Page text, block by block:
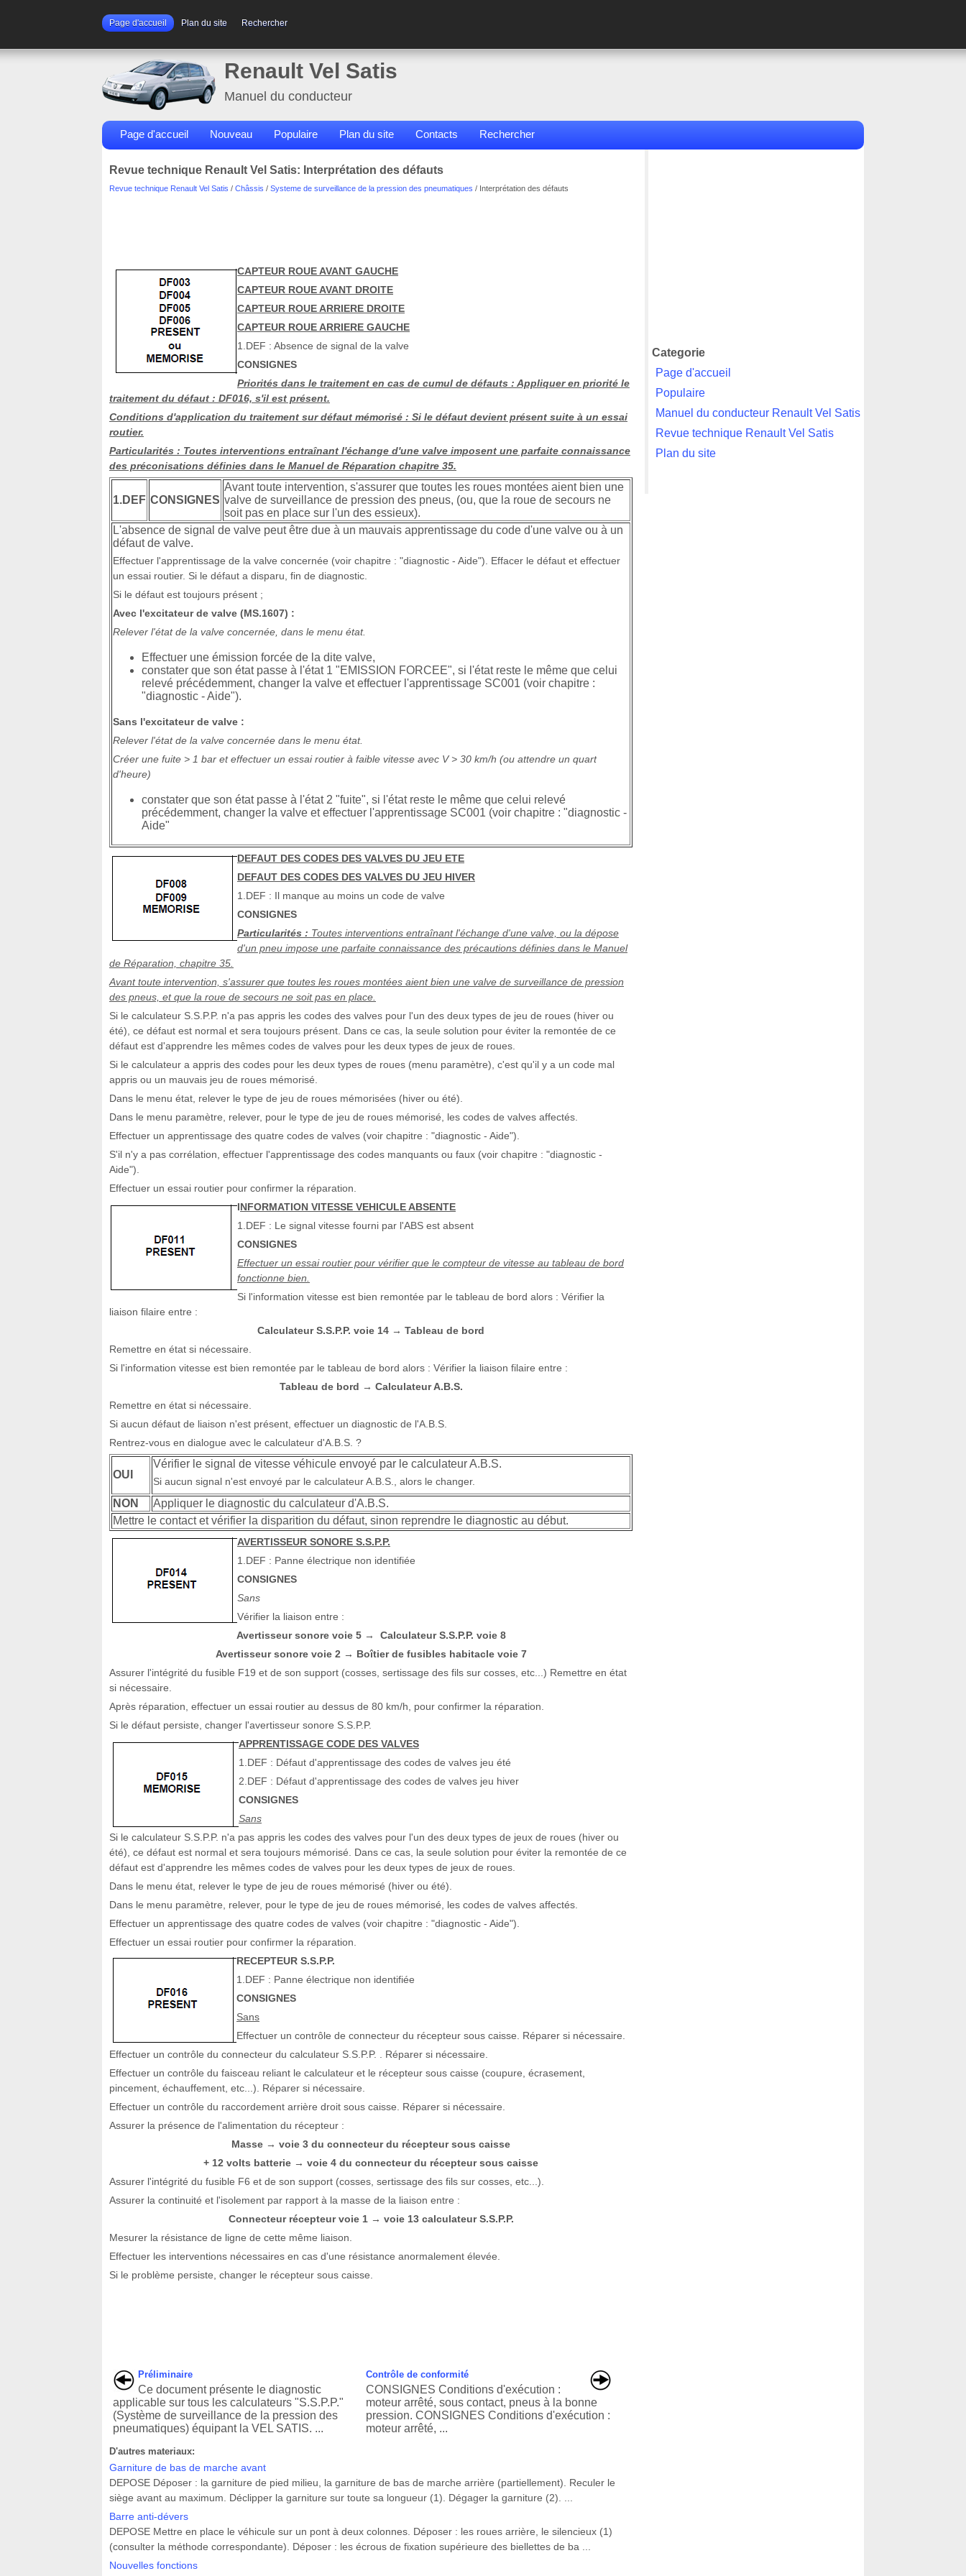
Page d'accueil Plan du site Rechercher
Renault Vel Satis
Manuel du conducteur
Page d'accueil Nouveau Populaire Plan du site Contacts Rechercher
Revue technique Renault Vel Satis: Interprétation des défauts
Revue technique Renault Vel Satis / Châssis / Systeme de surveillance de la pression des pneumatiques / Interprétation des défauts
CAPTEUR ROUE AVANT GAUCHE
CAPTEUR ROUE AVANT DROITE
CAPTEUR ROUE ARRIERE DROITE
CAPTEUR ROUE ARRIERE GAUCHE
1.DEF : Absence de signal de la valve
CONSIGNES
Priorités dans le traitement en cas de cumul de défauts : Appliquer en priorité le
traitement du défaut : DF016, s'il est présent.
Conditions d'application du traitement sur défaut mémorisé : Si le défaut devient présent suite à un essai
routier.
Particularités : Toutes interventions entraînant l'échange d'une valve imposent une parfaite connaissance
des préconisations définies dans le Manuel de Réparation chapitre 35.
1.DEF CONSIGNES
Avant toute intervention, s'assurer que toutes les roues montées aient bien une
valve de surveillance de pression des pneus, (ou, que la roue de secours ne
soit pas en place sur l'un des essieux).
L'absence de signal de valve peut être due à un mauvais apprentissage du code d'une valve ou à un
défaut de valve.
Effectuer l'apprentissage de la valve concernée (voir chapitre : "diagnostic - Aide"). Effacer le défaut et effectuer
un essai routier. Si le défaut a disparu, fin de diagnostic.
Si le défaut est toujours présent ;
Avec l'excitateur de valve (MS.1607) :
Relever l'état de la valve concernée, dans le menu état.
Effectuer une émission forcée de la dite valve,
constater que son état passe à l'état 1 "EMISSION FORCEE", si l'état reste le même que celui
relevé précédemment, changer la valve et effectuer l'apprentissage SC001 (voir chapitre :
"diagnostic - Aide").
Sans l'excitateur de valve :
Relever l'état de la valve concernée dans le menu état.
Créer une fuite > 1 bar et effectuer un essai routier à faible vitesse avec V > 30 km/h (ou attendre un quart
d'heure)
constater que son état passe à l'état 2 "fuite", si l'état reste le même que celui relevé
précédemment, changer la valve et effectuer l'apprentissage SC001 (voir chapitre : "diagnostic -
Aide"
DEFAUT DES CODES DES VALVES DU JEU ETE
DEFAUT DES CODES DES VALVES DU JEU HIVER
1.DEF : Il manque au moins un code de valve
CONSIGNES
Particularités : Toutes interventions entraînant l'échange d'une valve, ou la dépose
d'un pneu impose une parfaite connaissance des précautions définies dans le Manuel
de Réparation, chapitre 35.
Avant toute intervention, s'assurer que toutes les roues montées aient bien une valve de surveillance de pression
des pneus, et que la roue de secours ne soit pas en place.
Si le calculateur S.S.P.P. n'a pas appris les codes des valves pour l'un des deux types de jeu de roues (hiver ou
été), ce défaut est normal et sera toujours présent. Dans ce cas, la seule solution pour éviter la remontée de ce
défaut est d'apprendre les mêmes codes de valves pour les deux types de jeux de roues.
Si le calculateur a appris des codes pour les deux types de roues (menu paramètre), c'est qu'il y a un code mal
appris ou un mauvais jeu de roues mémorisé.
Dans le menu état, relever le type de jeu de roues mémorisées (hiver ou été).
Dans le menu paramètre, relever, pour le type de jeu de roues mémorisé, les codes de valves affectés.
Effectuer un apprentissage des quatre codes de valves (voir chapitre : "diagnostic - Aide").
S'il n'y a pas corrélation, effectuer l'apprentissage des codes manquants ou faux (voir chapitre : "diagnostic -
Aide").
Effectuer un essai routier pour confirmer la réparation.
INFORMATION VITESSE VEHICULE ABSENTE
1.DEF : Le signal vitesse fourni par l'ABS est absent
CONSIGNES
Effectuer un essai routier pour vérifier que le compteur de vitesse au tableau de bord
fonctionne bien.
Si l'information vitesse est bien remontée par le tableau de bord alors : Vérifier la
liaison filaire entre :
Calculateur S.S.P.P. voie 14 → Tableau de bord
Remettre en état si nécessaire.
Si l'information vitesse est bien remontée par le tableau de bord alors : Vérifier la liaison filaire entre :
Tableau de bord → Calculateur A.B.S.
Remettre en état si nécessaire.
Si aucun défaut de liaison n'est présent, effectuer un diagnostic de l'A.B.S.
Rentrez-vous en dialogue avec le calculateur d'A.B.S. ?
OUI
Vérifier le signal de vitesse véhicule envoyé par le calculateur A.B.S.
Si aucun signal n'est envoyé par le calculateur A.B.S., alors le changer.
NON
Appliquer le diagnostic du calculateur d'A.B.S.
Mettre le contact et vérifier la disparition du défaut, sinon reprendre le diagnostic au début.
AVERTISSEUR SONORE S.S.P.P.
1.DEF : Panne électrique non identifiée
CONSIGNES
Sans
Vérifier la liaison entre :
Avertisseur sonore voie 5 →
Calculateur S.S.P.P. voie 8
Avertisseur sonore voie 2 → Boîtier de fusibles habitacle voie 7
Assurer l'intégrité du fusible F19 et de son support (cosses, sertissage des fils sur cosses, etc...) Remettre en état
si nécessaire.
Après réparation, effectuer un essai routier au dessus de 80 km/h, pour confirmer la réparation.
Si le défaut persiste, changer l'avertisseur sonore S.S.P.P.
APPRENTISSAGE CODE DES VALVES
1.DEF : Défaut d'apprentissage des codes de valves jeu été
2.DEF : Défaut d'apprentissage des codes de valves jeu hiver
CONSIGNES
Sans
Si le calculateur S.S.P.P. n'a pas appris les codes des valves pour l'un des deux types de jeux de roues (hiver ou
été), ce défaut est normal et sera toujours mémorisé. Dans ce cas, la seule solution pour éviter la remontée de ce
défaut est d'apprendre les mêmes codes de valves pour les deux types de jeux de roues.
Dans le menu état, relever le type de jeu de roues mémorisé (hiver ou été).
Dans le menu paramètre, relever, pour le type de jeu de roues mémorisé, les codes de valves affectés.
Effectuer un apprentissage des quatre codes de valves (voir chapitre : "diagnostic - Aide").
Effectuer un essai routier pour confirmer la réparation.
RECEPTEUR S.S.P.P.
1.DEF : Panne électrique non identifiée
CONSIGNES
Sans
Effectuer un contrôle de connecteur du récepteur sous caisse. Réparer si nécessaire.
Effectuer un contrôle du connecteur du calculateur S.S.P.P. . Réparer si nécessaire.
Effectuer un contrôle du faisceau reliant le calculateur et le récepteur sous caisse (coupure, écrasement,
pincement, échauffement, etc...). Réparer si nécessaire.
Effectuer un contrôle du raccordement arrière droit sous caisse. Réparer si nécessaire.
Assurer la présence de l'alimentation du récepteur :
Masse → voie 3 du connecteur du récepteur sous caisse
+ 12 volts batterie → voie 4 du connecteur du récepteur sous caisse
Assurer l'intégrité du fusible F6 et de son support (cosses, sertissage des fils sur cosses, etc...).
Assurer la continuité et l'isolement par rapport à la masse de la liaison entre :
Connecteur récepteur voie 1 → voie 13 calculateur S.S.P.P.
Mesurer la résistance de ligne de cette même liaison.
Effectuer les interventions nécessaires en cas d'une résistance anormalement élevée.
Si le problème persiste, changer le récepteur sous caisse.
Préliminaire
Ce document présente le diagnostic
applicable sur tous les calculateurs "S.S.P.P."
(Système de surveillance de la pression des
pneumatiques) équipant la VEL SATIS. ...
Contrôle de conformité
CONSIGNES Conditions d'exécution :
moteur arrêté, sous contact, pneus à la bonne
pression. CONSIGNES Conditions d'exécution :
moteur arrêté, ...
D'autres materiaux:
Garniture de bas de marche avant
DEPOSE Déposer : la garniture de pied milieu, la garniture de bas de marche arrière (partiellement). Reculer le
siège avant au maximum. Déclipper la garniture sur toute sa longueur (1). Dégager la garniture (2). ...
Barre anti-dévers
DEPOSE Mettre en place le véhicule sur un pont à deux colonnes. Déposer : les roues arrière, le silencieux (1)
(consulter la méthode correspondante). Déposer : les écrous de fixation supérieure des biellettes de ba ...
Nouvelles fonctions
Categorie
Page d'accueil
Populaire
Manuel du conducteur Renault Vel Satis
Revue technique Renault Vel Satis
Plan du site